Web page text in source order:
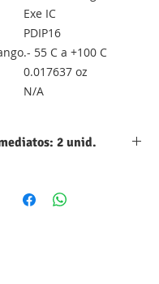
Exe IC
PDIP16
.- 55 C a +100 C
0.017637 oz
N/A
2 unid.